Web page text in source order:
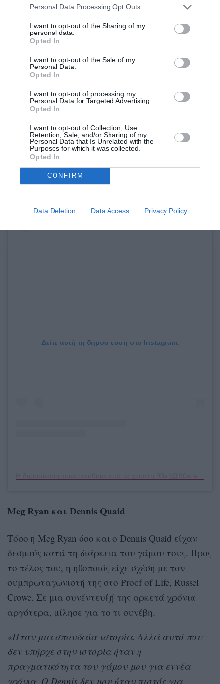
Personal Data Processing Opt Outs
I want to opt-out of the Sharing of my
personal data.
Opted In
I want to opt-out of the Sale of my
Personal Data.
Opted In
I want to opt-out of processing my
Personal Data for Targeted Advertising.
Opted In
I want to opt-out of Collection, Use,
Retention, Sale, and/or Sharing of my
Personal Data that Is Unrelated with the
Purposes for which it was collected.
Opted In
CONFIRM
Data Deletion Data Access Privacy Policy
αυτοκίνητο) με μια σεξεργάτρια. Εκείνη την
εποχή έβγαινε με την ηθοποιό και μοντέλο
Elizabeth Hurley. Λίγο αργότερα εξέδωσε μια
δήλωση, λέγοντας:«Χθες το βράδυ έκανα κάτι
εντελώς τρελό. Έχω πληγώσει ανθρώπους που
ανθρώπους με τους οποίους δουλεύω. Και για
τα δύο λυπάμαι περισσότερο από όσο μπορώ
να πω».
Δείτε αυτή τη δημοσίευση στο Instagram.
Meg Ryan και Dennis Quaid
Τόσο η Meg Ryan όσο και ο Dennis Quaid είχαν
δεσμούς κατά τη διάρκεια του γάμου τους. Προς
το τέλος του, η ηθοποιός είχε σχέση με τον
συμπρωταγωνιστή της στο Proof of Life, Russel
Crowe. Σε μια συνέντευξή της αρκετά χρόνια
αργότερα, μίλησε για το τι συνέβη.
«Ήταν μια σπουδαία ιστορία. Αλλά αυτό που
δεν υπήρχε στην ιστορία ήταν η
πραγματικότητα του γάμου μου για εννέα
χρόνια. Ο Dennis δεν μου ήταν πιστός για